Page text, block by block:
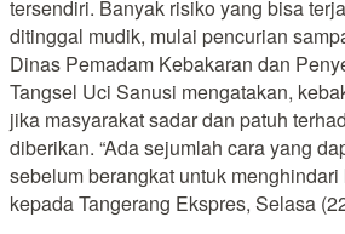
tersendiri. Banyak risiko yang bisa
ditinggal mudik, mulai pencurian
Dinas Pemadam Kebakaran dan
Tangsel Uci Sanusi mengatakan,
jika masyarakat sadar dan patuh
diberikan. “Ada sejumlah cara yang
sebelum berangkat untuk menghindari
kepada Tangerang Ekspres, Selasa